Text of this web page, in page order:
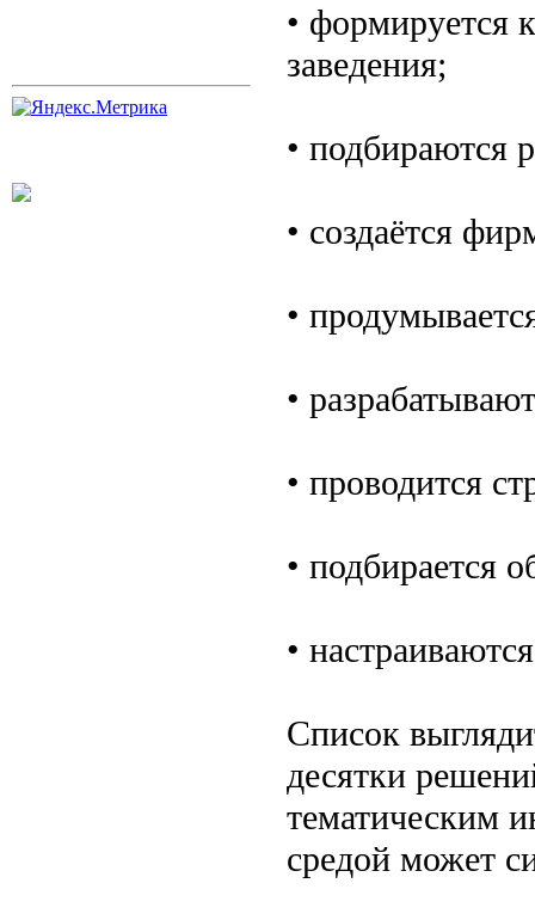
• формируется
заведения;
• подбираются
• создаётся
•
•
• проводится
• подбирается
•
Список
десятки
тематическим
средой может